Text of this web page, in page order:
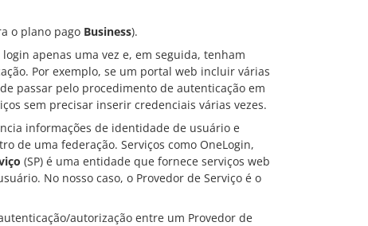
o plano pago Business).
apenas uma vez e, em seguida, tenham
Por exemplo, se um portal web incluir várias
passar pelo procedimento de autenticação em
sem precisar inserir credenciais várias vezes.
informações de identidade de usuário e
de uma federação. Serviços como OneLogin,
(SP) é uma entidade que fornece serviços web
No nosso caso, o Provedor de Serviço é o
autorização entre um Provedor de